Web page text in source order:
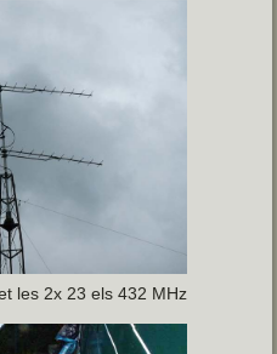
les 2x 23 els 432 MHz